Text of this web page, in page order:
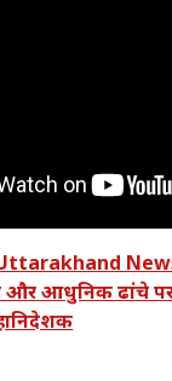
और आधुनिक ढांचे